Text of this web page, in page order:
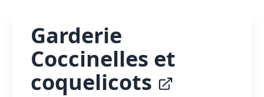
Garderie
Coccinelles et
coquelicots